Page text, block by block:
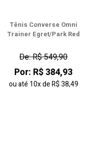
Tênis Converse Omni
Trainer Egret/Park Red
De: R$ 549,90
Por: R$ 384,93
ou até 10xdeR$ 38,49